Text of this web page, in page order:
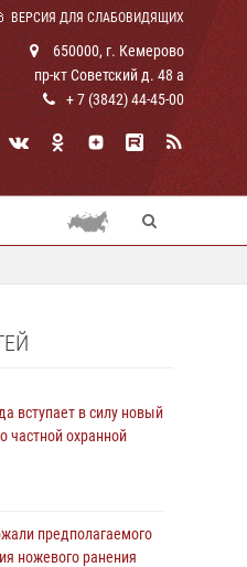
ВЕРСИЯ ДЛЯ СЛАБОВИДЯЩИХ
650000, г. Кемерово
пр-кт Советский д. 48 а
+ 7 (3842) 44-45-00
вступает в силу новый
частной охранной
предполагаемого
ножевого ранения